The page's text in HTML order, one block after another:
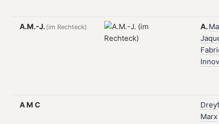
A.M.-J. (im Rechteck) A.
A M C
Marx